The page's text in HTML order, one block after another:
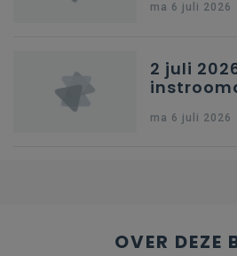
ma 6 juli 2026
2 juli
federale
ma 6 juli 2026
OVER DEZE